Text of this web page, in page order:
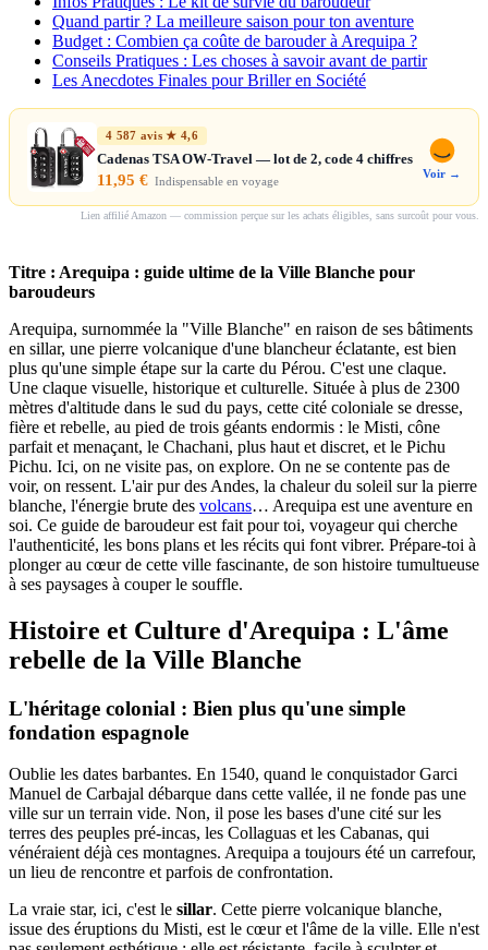
Quand partir ? La meilleure saison pour ton aventure
Budget : Combien ça coûte de barouder à Arequipa ?
Conseils Pratiques : Les choses à savoir avant de partir
Les Anecdotes Finales pour Briller en Société
4 587 avis ★ 4,6
Cadenas TSA OW-Travel — lot de 2, code 4 chiffres
11,95 € Indispensable en voyage
Voir →
Lien affilié Amazon — commission perçue sur les achats éligibles, sans surcoût pour vous.
Titre : Arequipa : guide ultime de la Ville Blanche pour
baroudeurs
Arequipa, surnommée la "Ville Blanche" en raison de ses bâtiments
en sillar, une pierre volcanique d'une blancheur éclatante, est bien
plus qu'une simple étape sur la carte du Pérou. C'est une claque.
Une claque visuelle, historique et culturelle. Située à plus de 2300
mètres d'altitude dans le sud du pays, cette cité coloniale se dresse,
fière et rebelle, au pied de trois géants endormis : le Misti, cône
parfait et menaçant, le Chachani, plus haut et discret, et le Pichu
Pichu. Ici, on ne visite pas, on explore. On ne se contente pas de
voir, on ressent. L'air pur des Andes, la chaleur du soleil sur la pierre
blanche, l'énergie brute des volcans… Arequipa est une aventure en
soi. Ce guide de baroudeur est fait pour toi, voyageur qui cherche
l'authenticité, les bons plans et les récits qui font vibrer. Prépare-toi à
plonger au cœur de cette ville fascinante, de son histoire tumultueuse
à ses paysages à couper le souffle.
Histoire et Culture d'Arequipa : L'âme
rebelle de la Ville Blanche
L'héritage colonial : Bien plus qu'une simple
fondation espagnole
Oublie les dates barbantes. En 1540, quand le conquistador Garci
Manuel de Carbajal débarque dans cette vallée, il ne fonde pas une
ville sur un terrain vide. Non, il pose les bases d'une cité sur les
terres des peuples pré-incas, les Collaguas et les Cabanas, qui
vénéraient déjà ces montagnes. Arequipa a toujours été un carrefour,
un lieu de rencontre et parfois de confrontation.
La vraie star, ici, c'est le sillar. Cette pierre volcanique blanche,
issue des éruptions du Misti, est le cœur et l'âme de la ville. Elle n'est